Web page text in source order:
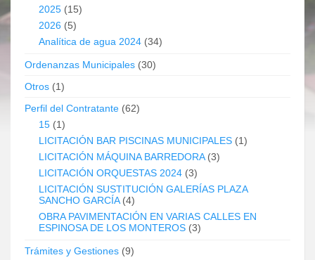
2025 (15)
2026 (5)
Analítica de agua 2024 (34)
Ordenanzas Municipales (30)
Otros (1)
Perfil del Contratante (62)
15 (1)
LICITACIÓN BAR PISCINAS MUNICIPALES (1)
LICITACIÓN MÁQUINA BARREDORA(3)
LICITACIÓN ORQUESTAS 2024 (3)
LICITACIÓN SUSTITUCIÓN GALERÍAS PLAZA
SANCHO GARCÍA(4)
OBRA PAVIMENTACIÓN EN VARIAS CALLES EN
ESPINOSA DE LOS MONTEROS (3)
Trámites y Gestiones (9)